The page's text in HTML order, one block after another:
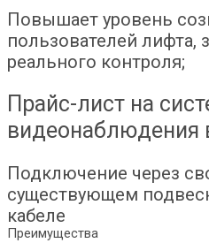
Повышает уровень
пользователей лифта,
реального контроля;
Прайс-лист на
видеонаблюдения
Подключение через
существующем
кабеле
Преимущества